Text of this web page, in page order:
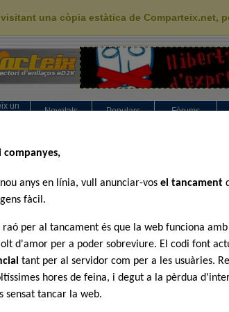
una còpia estàtica de Comparteix.net,
un
Novetats Populars Fòrums
Discografia (a 2004)
Discografia Completa
ariel santamaria,
companyes,
anys en línia, vull anunciar-vos el tancament
fàcil.
raó per al tancament és que la web funciona amb
d'amor per a poder sobreviure. El codi font
tant per al servidor com per a les usuàries.
hores de feina, i degut a la pèrdua
sensat tancar la web.